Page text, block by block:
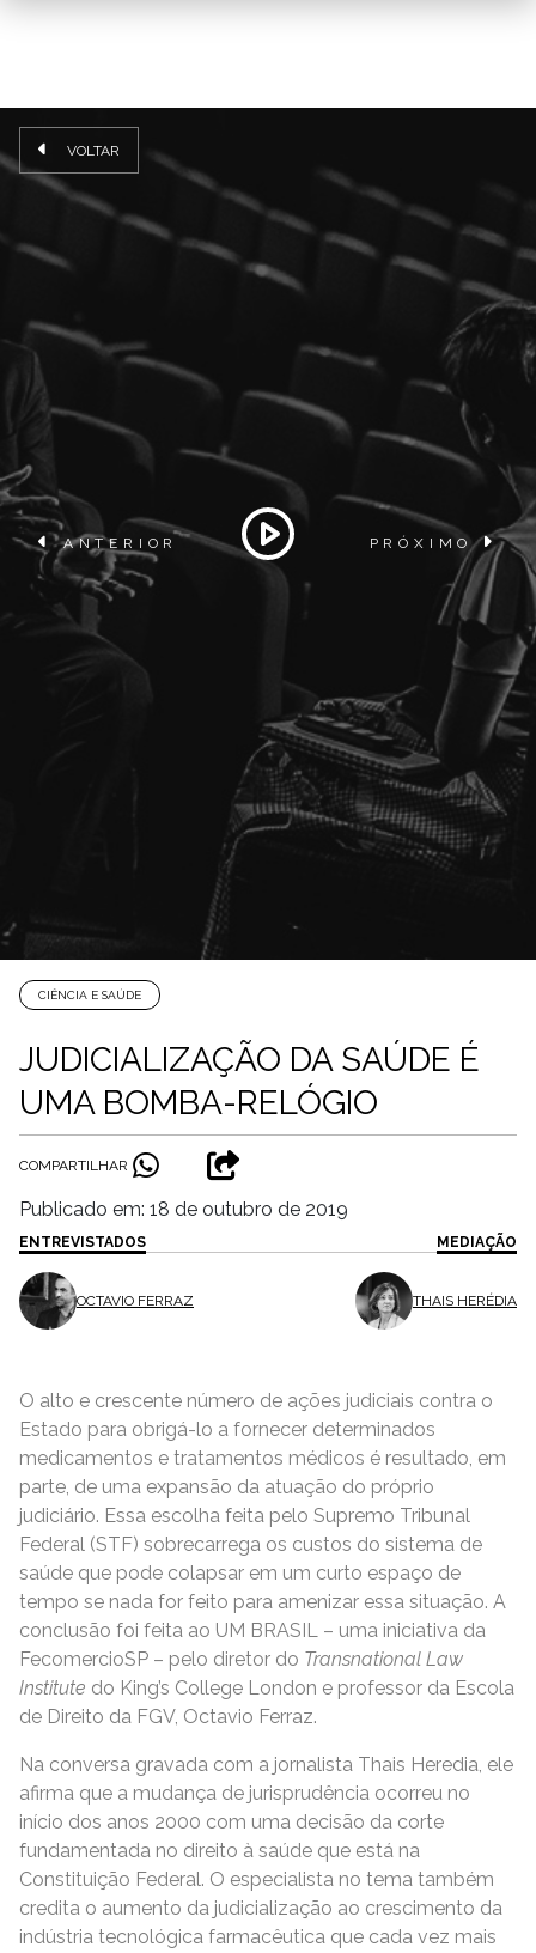
VOLTAR
ANTERIOR PRÓXIMO
CIÊNCIA E SAÚDE
JUDICIALIZAÇÃO DA SAÚDE É
UMA BOMBA-RELÓGIO
COMPARTILHAR
Publicado em: 18 de outubro de 2019
ENTREVISTADOS
OCTAVIO FERRAZ
MEDIAÇÃO
THAIS HERÉDIA
O alto e crescente número de ações judiciais contra o
Estado para obrigá-lo a fornecer determinados
medicamentos e tratamentos médicos é resultado, em
parte, de uma expansão da atuação do próprio
judiciário. Essa escolha feita pelo Supremo Tribunal
Federal (STF) sobrecarrega os custos do sistema de
saúde que pode colapsar em um curto espaço de
tempo se nada for feito para amenizar essa situação. A
conclusão foi feita ao UM BRASIL – uma iniciativa da
FecomercioSP – pelo diretor do Transnational Law
Institute do King’s College London e professor da Escola
de Direito da FGV, Octavio Ferraz.
Na conversa gravada com a jornalista Thais Heredia, ele
afirma que a mudança de jurisprudência ocorreu no
início dos anos 2000 com uma decisão da corte
fundamentada no direito à saúde que está na
Constituição Federal. O especialista no tema também
credita o aumento da judicialização ao crescimento da
indústria tecnológica farmacêutica que cada vez mais